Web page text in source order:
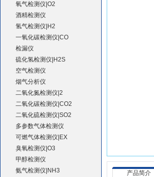
氧气检测仪|O2
酒精检测仪
氢气检测仪|H2
一氧化碳检测仪|CO
检漏仪
硫化氢检测仪|H2S
空气检测仪
烟气分析仪
二氧化氮检测仪|2
二氧化碳检测仪|CO2
二氧化硫检测仪|SO2
多参数气体检测仪
可燃气体检测仪|EX
臭氧检测仪|O3
甲醇检测仪
氨气检测仪|NH3
产品简介